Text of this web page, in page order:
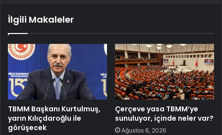
İlgili Makaleler
TBMM Başkanı Kurtulmuş,
yarın Kılıçdaroğlu ile
görüşecek
Çerçeve yasa TBMM’ye
sunuluyor, içinde neler var?
Ağustos 6, 2026